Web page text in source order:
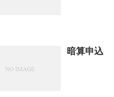
暗算申込